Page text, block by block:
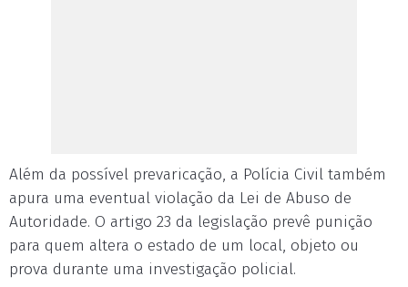
Além da possível prevaricação, a Polícia Civil também
apura uma eventual violação da Lei de Abuso de
Autoridade. O artigo 23 da legislação prevê punição
para quem altera o estado de um local, objeto ou
prova durante uma investigação policial.